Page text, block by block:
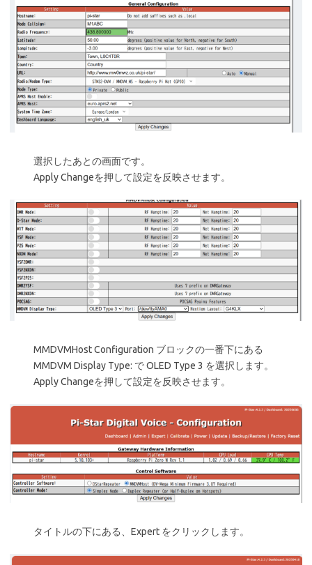
選択したあとの画面です。
Apply Changeを押して設定を反映させます。
MMDVMHost Configuration ブロックの一番下にある
MMDVM Display Type: で OLED Type 3 を選択します。
Apply Changeを押して設定を反映させます。
タイトルの下にある、Expert をクリックします。